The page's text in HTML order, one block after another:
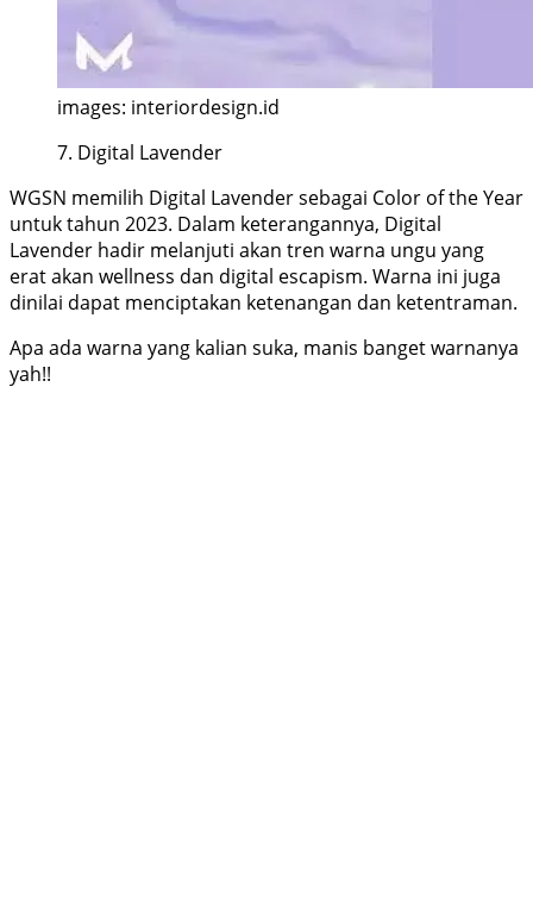
images: interiordesign.id
7. Digital Lavender
WGSN memilih Digital Lavender sebagai Color of the Year
untuk tahun 2023. Dalam keterangannya, Digital
Lavender hadir melanjuti akan tren warna ungu yang
erat akan wellness dan digital escapism. Warna ini juga
dinilai dapat menciptakan ketenangan dan ketentraman.
Apa ada warna yang kalian suka, manis banget warnanya
yah!!